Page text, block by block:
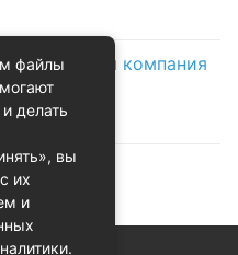
компания
и
файлы
делать
вы
их
и